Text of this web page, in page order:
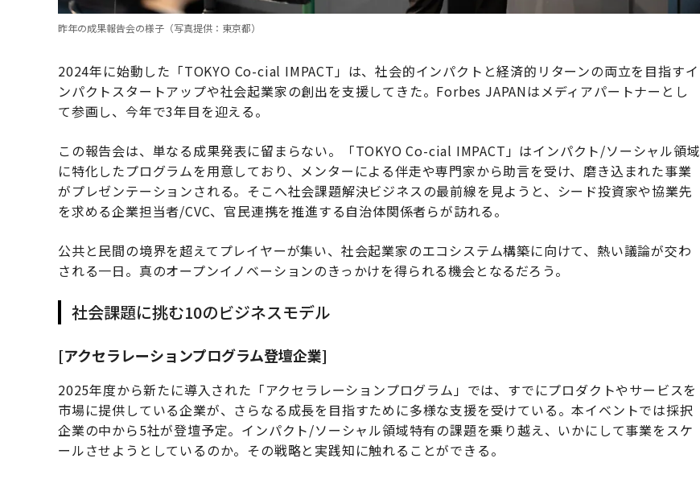
昨年の成果報告会の様子（写真提供：東京都）
2024年に始動した「TOKYO Co-cial IMPACT」は、社会的インパクトと経済的リターンの両立を目指すイ
ンパクトスタートアップや社会起業家の創出を支援してきた。Forbes JAPANはメディアパートナーとし
て参画し、今年で3年目を迎える。
この報告会は、単なる成果発表に留まらない。「TOKYO Co-cial IMPACT」はインパクト/ソーシャル領域
に特化したプログラムを用意しており、メンターによる伴走や専門家から助言を受け、磨き込まれた事業
がプレゼンテーションされる。そこへ社会課題解決ビジネスの最前線を見ようと、シード投資家や協業先
を求める企業担当者/CVC、官民連携を推進する自治体関係者らが訪れる。
公共と民間の境界を超えてプレイヤーが集い、社会起業家のエコシステム構築に向けて、熱い議論が交わ
される一日。真のオープンイノベーションのきっかけを得られる機会となるだろう。
社会課題に挑む10のビジネスモデル
[アクセラレーションプログラム登壇企業]
2025年度から新たに導入された「アクセラレーションプログラム」では、すでにプロダクトやサービスを
市場に提供している企業が、さらなる成長を目指すために多様な支援を受けている。本イベントでは採択
企業の中から5社が登壇予定。インパクト/ソーシャル領域特有の課題を乗り越え、いかにして事業をスケ
ールさせようとしているのか。その戦略と実践知に触れることができる。